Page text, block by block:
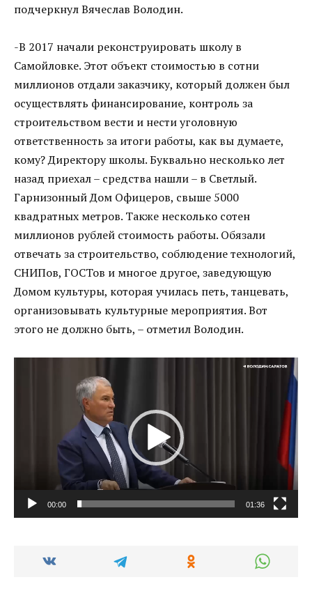
подчеркнул Вячеслав Володин.
-В 2017 начали реконструировать школу в
Самойловке. Этот объект стоимостью в сотни
миллионов отдали заказчику, который должен был
осуществлять финансирование, контроль за
строительством вести и нести уголовную
ответственность за итоги работы, как вы думаете,
кому? Директору школы. Буквально несколько лет
назад приехал – средства нашли – в Светлый.
Гарнизонный Дом Офицеров, свыше 5000
квадратных метров. Также несколько сотен
миллионов рублей стоимость работы. Обязали
отвечать за строительство, соблюдение технологий,
СНИПов, ГОСТов и многое другое, заведующую
Домом культуры, которая училась петь, танцевать,
организовывать культурные мероприятия. Вот
этого не должно быть, – отметил Володин.
00:00 01:36